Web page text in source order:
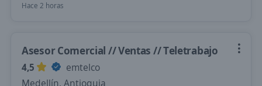
Hace 2 horas
Asesor Comercial // Ventas // Teletrabajo
4,5
emtelco
Medellín, Antioquia